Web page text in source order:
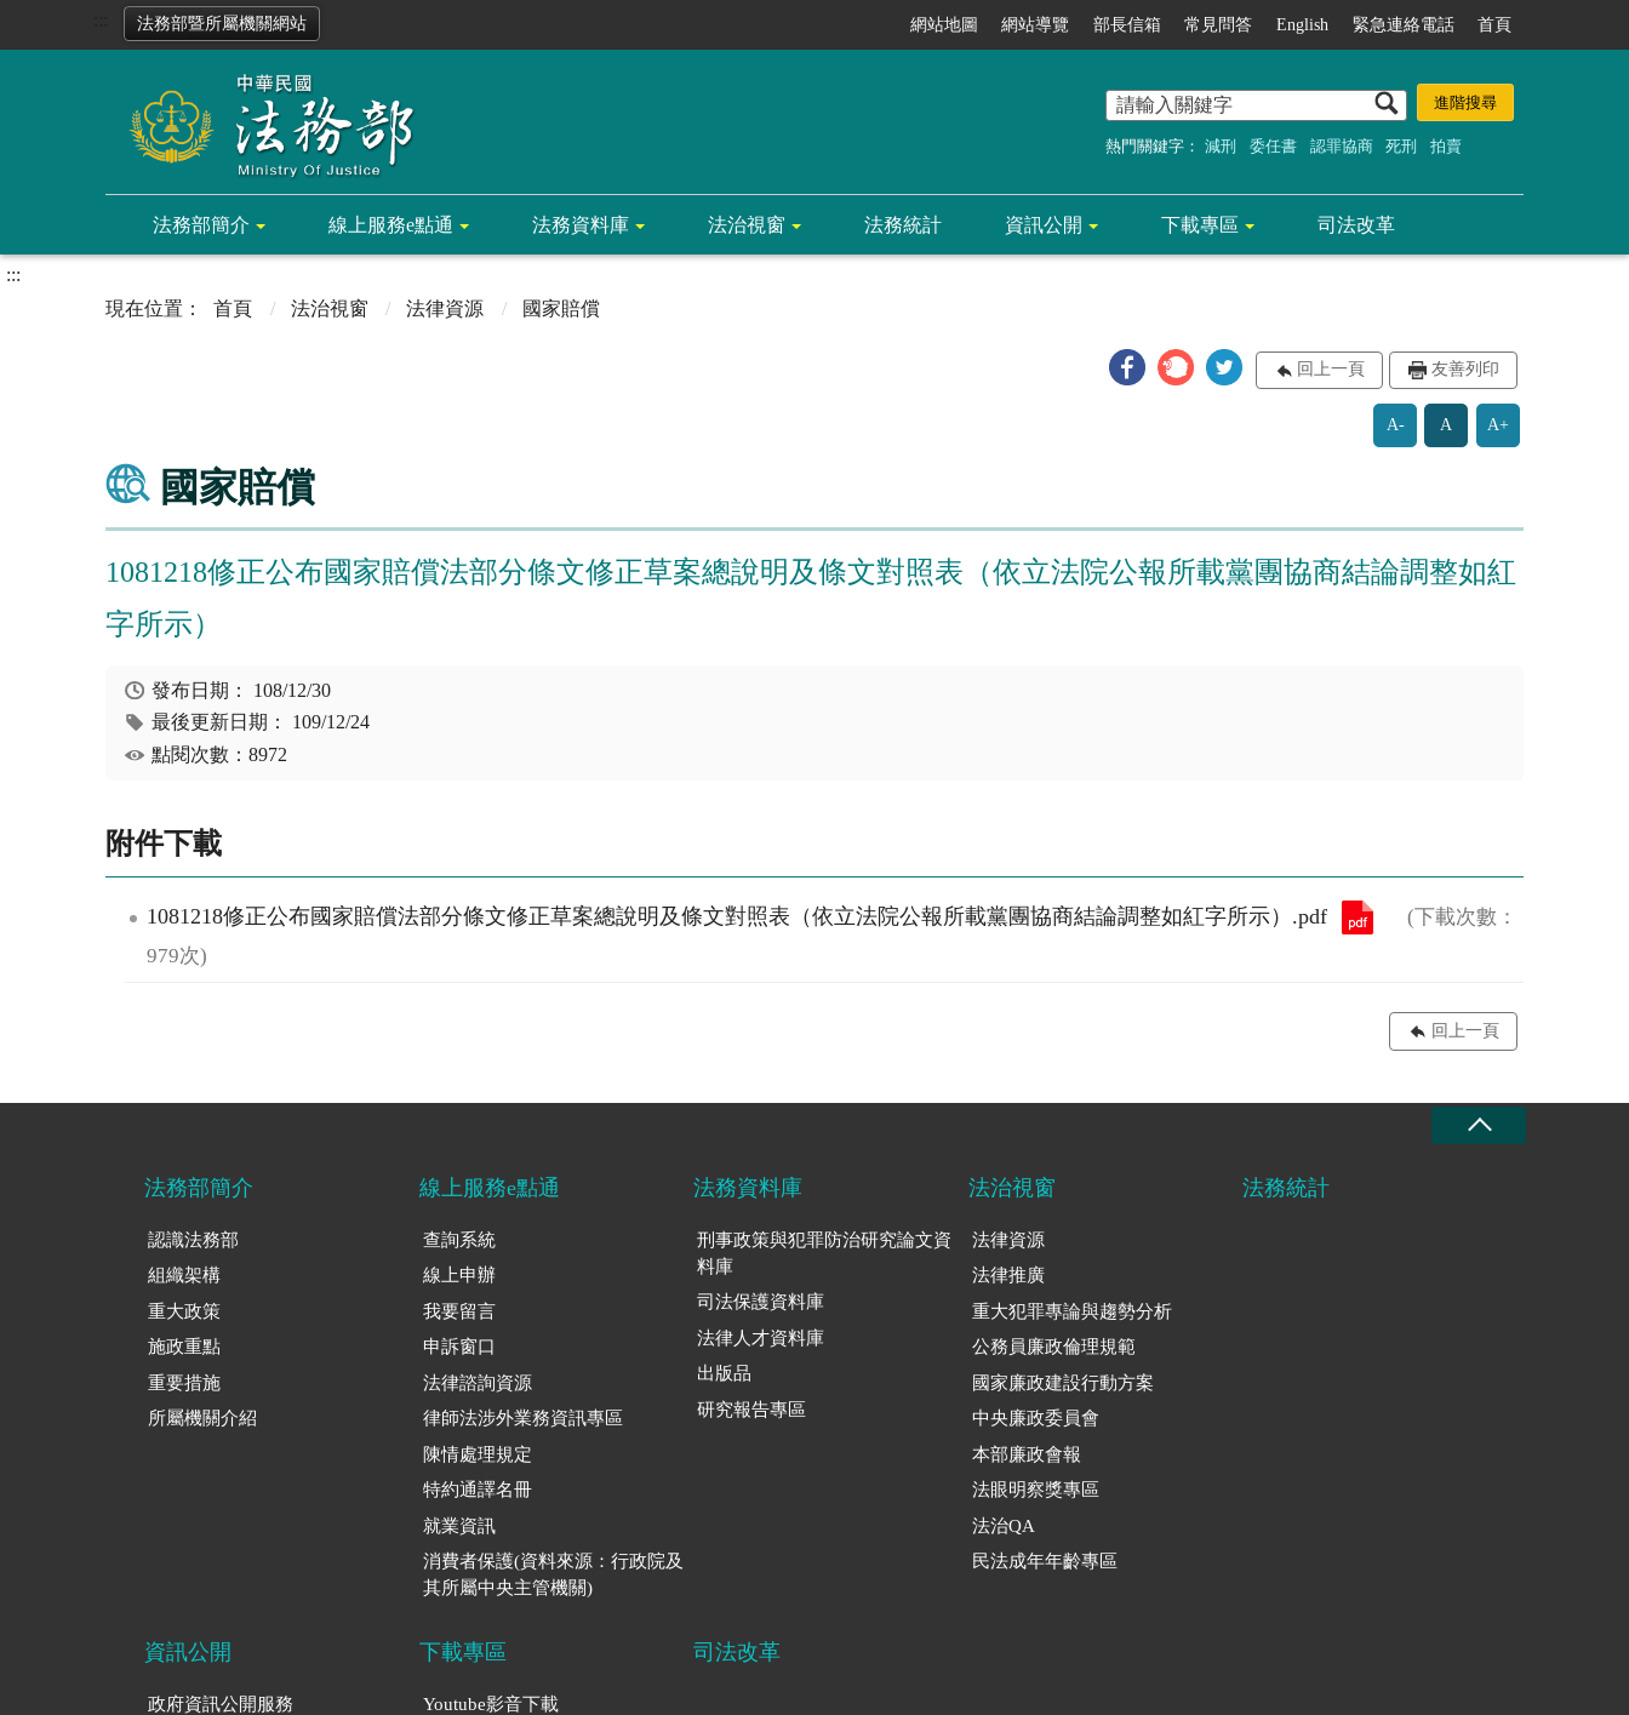
法務部暨所屬機關網站 網站地圖 網站導覽 部長信箱 常見問答 English 緊急連絡電話 首頁
熱門關鍵字： 減刑 委任書 認罪協商 死刑 拍賣
法務部簡介 線上服務e點通 法務資料庫 法治視窗 法務統計 資訊公開 下載專區 司法改革
:::
首頁
法治視窗 法律資源 國家賠償
回上一頁 友善列印
A- A A+
國家賠償
1081218修正公布國家賠償法部分條文修正草案總說明及條文對照表（依立法院公報所載黨團協商結論調整如紅
字所示）
發布日期： 108/12/30
最後更新日期： 109/12/24
點閱次數：8972
附件下載
1081218修正公布國家賠償法部分條文修正草案總說明及條文對照表（依立法院公報所載黨團協商結論調整如紅字所示）.pdf
(下載次數：
979次)
回上一頁
法務部簡介
認識法務部
組織架構
重大政策
施政重點
重要措施
所屬機關介紹
線上服務e點通
查詢系統
線上申辦
我要留言
申訴窗口
法律諮詢資源
律師法涉外業務資訊專區
陳情處理規定
特約通譯名冊
就業資訊
消費者保護(資料來源：行政院及
其所屬中央主管機關)
法務資料庫
刑事政策與犯罪防治研究論文資
料庫
司法保護資料庫
法律人才資料庫
出版品
研究報告專區
法治視窗
法律資源
法律推廣
重大犯罪專論與趨勢分析
公務員廉政倫理規範
國家廉政建設行動方案
中央廉政委員會
本部廉政會報
法眼明察獎專區
法治QA
民法成年年齡專區
法務統計
資訊公開
政府資訊公開服務
下載專區
Youtube影音下載
司法改革